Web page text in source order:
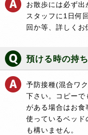
お散歩には必ず出
スタッフに1日何
回か等、詳しくお
預ける時の持
予防接種(混合ワ
下さい。コピーで
がある場合はお食
使っているベッド
も構いません。